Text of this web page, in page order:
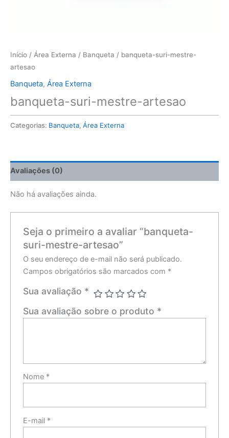
Início / Área Externa / Banqueta / banqueta-suri-mestre-
artesao
Banqueta, Área Externa
banqueta-suri-mestre-artesao
Categorias: Banqueta, Área Externa
Avaliações (0)
Não há avaliações ainda.
Seja o primeiro a avaliar “banqueta-
suri-mestre-artesao”
O seu endereço de e-mail não será publicado.
Campos obrigatórios são marcados com *
Sua avaliação *
Sua avaliação sobre o produto *
Nome *
E-mail *